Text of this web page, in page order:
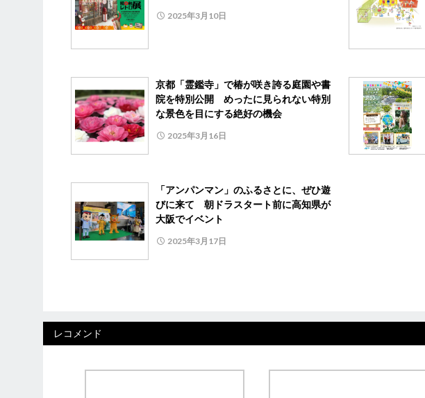
2025年3月10日
京都「霊鑑寺」で椿が咲き誇る庭園や書
院を特別公開 めったに見られない特別
な景色を目にする絶好の機会
2025年3月16日
「アンパンマン」のふるさとに、ぜひ遊
びに来て 朝ドラスタート前に高知県が
大阪でイベント
2025年3月17日
レコメンド